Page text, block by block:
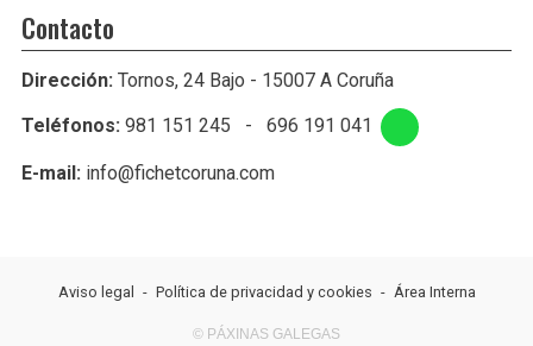
Contacto
Dirección: Tornos, 24 Bajo - 15007 A Coruña
Teléfonos: 981 151 245 - 696 191 041
E-mail: info@fichetcoruna.com
Aviso legal - Política de privacidad y cookies - Área Interna
© PÁXINAS GALEGAS